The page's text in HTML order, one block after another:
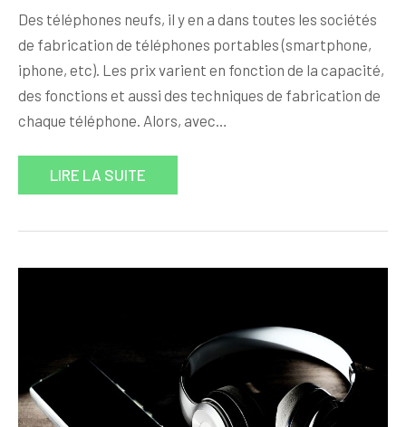
Des téléphones neufs, il y en a dans toutes les sociétés
de fabrication de téléphones portables (smartphone,
iphone, etc). Les prix varient en fonction de la capacité,
des fonctions et aussi des techniques de fabrication de
chaque téléphone. Alors, avec…
LIRE LA SUITE